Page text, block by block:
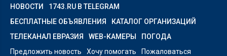
НОВОСТИ
1743.RU В TELEGRAM
БЕСПЛАТНЫЕ ОБЪЯВЛЕНИЯ
КАТАЛОГ ОРГАНИЗАЦИЙ
ТЕЛЕКАНАЛ ЕВРАЗИЯ
WEB-КАМЕРЫ
ПОГОДА
Предложить новость
Хочу помогать
Пожаловаться